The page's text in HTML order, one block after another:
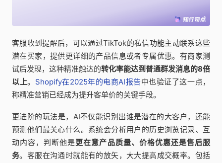
客服收到提醒后，可以通过TikTok的私信功能主动联系这些
潜在买家，提供更详细的产品信息或者专属优惠。有商家测
试后发现，这种精准触达的转化率能达到普通群发消息的8倍
以上。 Shopify在2025年的电商AI报告中也验证了这一点，
称精准营销已经成为提升客单价的关键手段。
更进阶的玩法是，AI不仅能识别出谁是潜在的大客户，还能
预测他们最关心什么。系统会分析用户的历史浏览记录、互
动内容，判断他是更在意产品质量、价格优惠还是售后服
务。客服在沟通时就能有的放矢，大大提高成交概率。包括